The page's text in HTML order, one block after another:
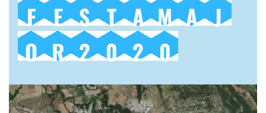
F E S T A M A J
O R 2 0 2 0